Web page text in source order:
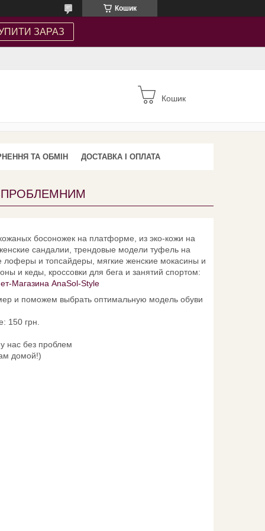
Кошик
ЗАРАЗ
Кошик
ТА ОБМІН ДОСТАВКА І ОПЛАТА
босоножек на платформе, из эко-кожи на
сандалии, трендовые модели туфель на
лоферы и топсайдеры, мягкие женские мокасины и
и кеды, кроссовки для бега и занятий спортом:
Магазина AnaSol-Style
и поможем выбрать оптимальную модель обуви
150 грн.
нас без проблем
домой!)